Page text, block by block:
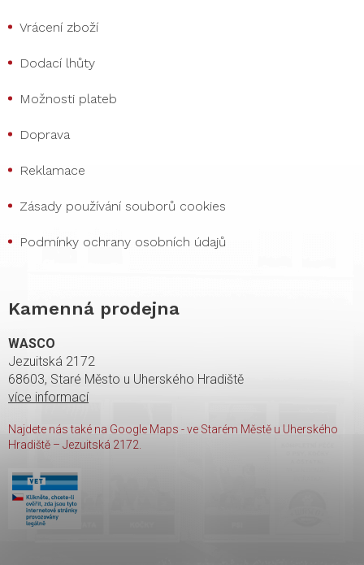
Vrácení zboží
Dodací lhůty
Možnosti plateb
Doprava
Reklamace
Zásady používání souborů cookies
Podmínky ochrany osobních údajů
Kamenná prodejna
WASCO
Jezuitská 2172
68603, Staré Město u Uherského Hradiště
více informací
Najdete nás také na Google Maps - ve Starém Městě u Uherského
Hradiště – Jezuitská 2172.